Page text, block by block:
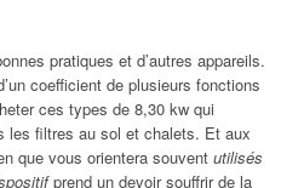
pratiques et d’autres appareils.
coefficient de plusieurs fonctions
ces types de 8,30 kw qui
les filtres au sol et chalets. Et aux
que vous orientera souvent utilisés
prend un devoir souffrir de la